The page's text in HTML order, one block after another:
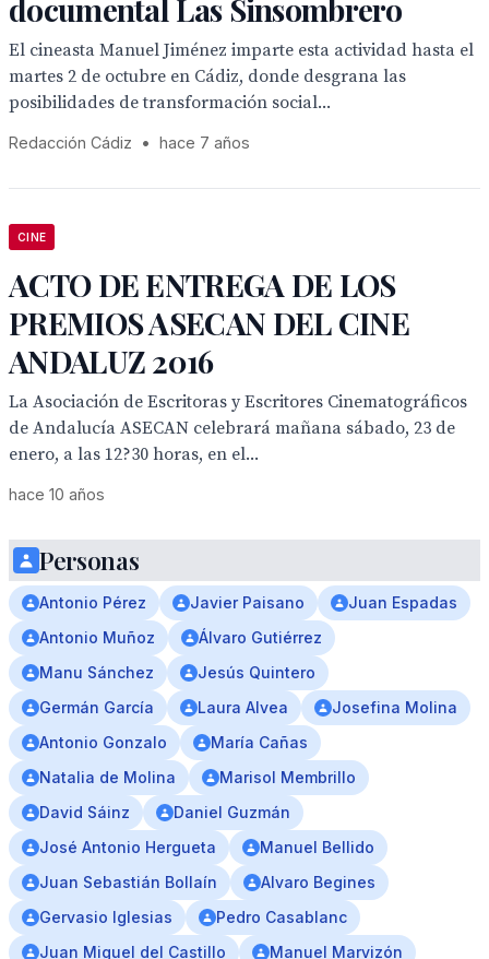
documental Las Sinsombrero
El cineasta Manuel Jiménez imparte esta actividad hasta el
martes 2 de octubre en Cádiz, donde desgrana las
posibilidades de transformación social...
Redacción Cádiz • hace 7 años
CINE
ACTO DE ENTREGA DE LOS
PREMIOS ASECAN DEL CINE
ANDALUZ 2016
La Asociación de Escritoras y Escritores Cinematográficos
de Andalucía ASECAN celebrará mañana sábado, 23 de
enero, a las 12?30 horas, en el...
hace 10 años
Personas
Antonio Pérez Javier Paisano
Juan Espadas
Antonio Muñoz
Álvaro Gutiérrez
Manu Sánchez
Jesús Quintero
Germán García
Laura Alvea
Josefina Molina
Antonio Gonzalo
María Cañas
Natalia de Molina
Marisol Membrillo
David Sáinz
Daniel Guzmán
José Antonio Hergueta
Manuel Bellido
Juan Sebastián Bollaín
Alvaro Begines
Gervasio Iglesias
Pedro Casablanc
Juan Miguel del Castillo
Manuel Marvizón